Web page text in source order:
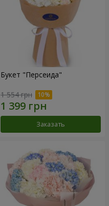
Букет "Персеида"
1 554 грн
Заказать